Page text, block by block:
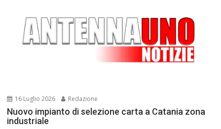
16 Luglio 2026 Redazione
Nuovo impianto di selezione carta a Catania zona
industriale